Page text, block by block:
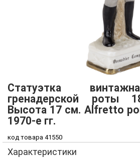
Статуэтка
гренадерской роты
Высота 17 см. Alfretto
1970-е гг.
код товара 41550
Характеристики